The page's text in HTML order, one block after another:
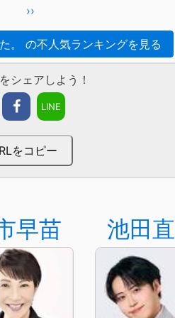
››
。 の不人気ランキングを見る
シェアしよう！
LINE
をコピー
早苗 池田